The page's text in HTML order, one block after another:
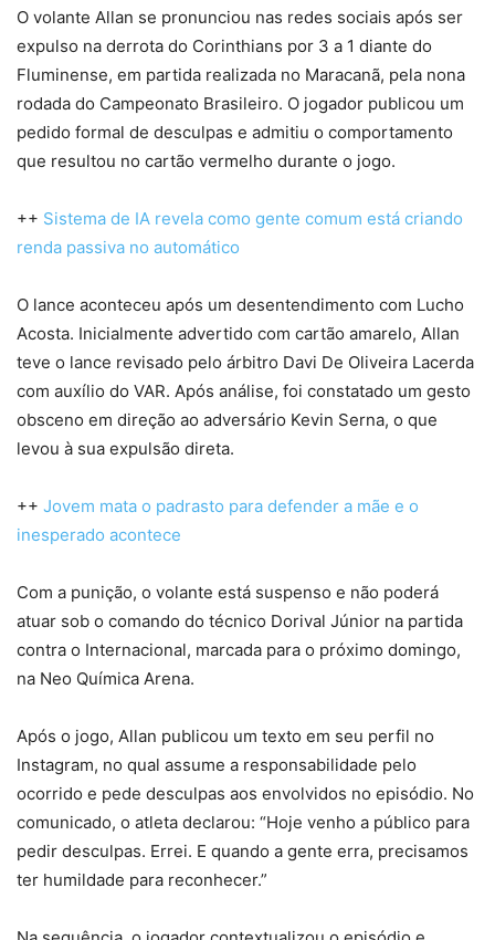
O volante Allan se pronunciou nas redes sociais após ser
expulso na derrota do Corinthians por 3 a 1 diante do
Fluminense, em partida realizada no Maracanã, pela nona
rodada do Campeonato Brasileiro. O jogador publicou um
pedido formal de desculpas e admitiu o comportamento
que resultou no cartão vermelho durante o jogo.
++ Sistema de IA revela como gente comum está criando
renda passiva no automático
O lance aconteceu após um desentendimento com Lucho
Acosta. Inicialmente advertido com cartão amarelo, Allan
teve o lance revisado pelo árbitro Davi De Oliveira Lacerda
com auxílio do VAR. Após análise, foi constatado um gesto
obsceno em direção ao adversário Kevin Serna, o que
levou à sua expulsão direta.
++ Jovem mata o padrasto para defender a mãe e o
inesperado acontece
Com a punição, o volante está suspenso e não poderá
atuar sob o comando do técnico Dorival Júnior na partida
contra o Internacional, marcada para o próximo domingo,
na Neo Química Arena.
Após o jogo, Allan publicou um texto em seu perfil no
Instagram, no qual assume a responsabilidade pelo
ocorrido e pede desculpas aos envolvidos no episódio. No
comunicado, o atleta declarou: “Hoje venho a público para
pedir desculpas. Errei. E quando a gente erra, precisamos
ter humildade para reconhecer.”